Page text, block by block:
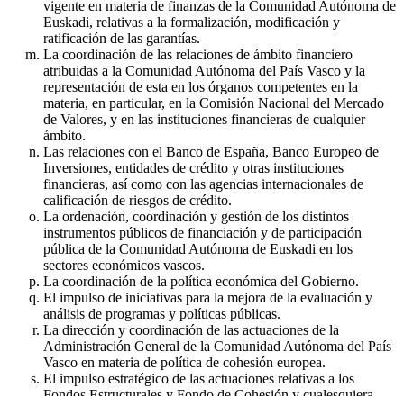
vigente en materia de finanzas de la Comunidad Autónoma de
Euskadi, relativas a la formalización, modificación y
ratificación de las garantías.
La coordinación de las relaciones de ámbito financiero
atribuidas a la Comunidad Autónoma del País Vasco y la
representación de esta en los órganos competentes en la
materia, en particular, en la Comisión Nacional del Mercado
de Valores, y en las instituciones financieras de cualquier
ámbito.
Las relaciones con el Banco de España, Banco Europeo de
Inversiones, entidades de crédito y otras instituciones
financieras, así como con las agencias internacionales de
calificación de riesgos de crédito.
La ordenación, coordinación y gestión de los distintos
instrumentos públicos de financiación y de participación
pública de la Comunidad Autónoma de Euskadi en los
sectores económicos vascos.
La coordinación de la política económica del Gobierno.
El impulso de iniciativas para la mejora de la evaluación y
análisis de programas y políticas públicas.
La dirección y coordinación de las actuaciones de la
Administración General de la Comunidad Autónoma del País
Vasco en materia de política de cohesión europea.
El impulso estratégico de las actuaciones relativas a los